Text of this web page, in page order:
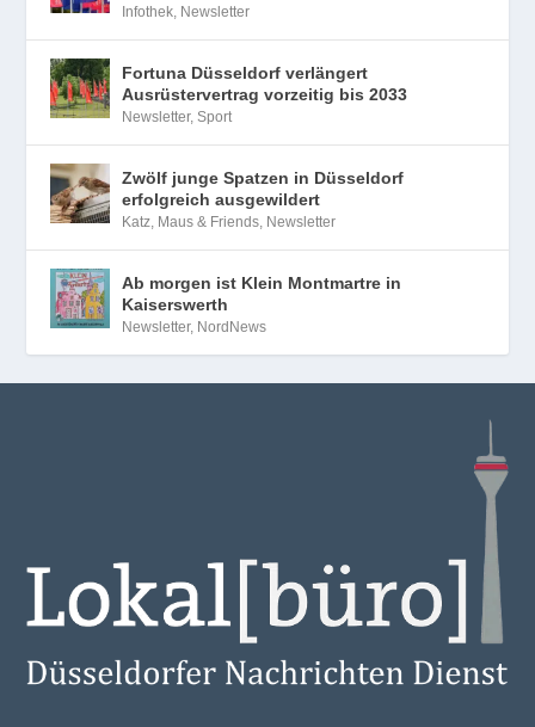
Infothek Newsletter
Fortuna Düsseldorf verlängert
Ausrüstervertrag vorzeitig bis 2033
Newsletter,Sport
Zwölf junge Spatzen in Düsseldorf
erfolgreich ausgewildert
Katz, Maus & Friends Newsletter
Ab morgen ist Klein Montmartre in
Kaiserswerth
Newsletter, NordNews